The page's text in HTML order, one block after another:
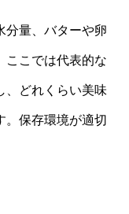
分量、バターや卵
ここでは代表的な
、どれくらい美味
。保存環境が適切